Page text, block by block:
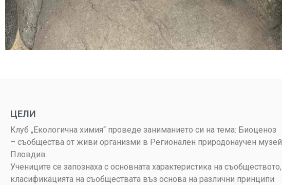
ЦЕЛИ
Kлуб „Екологична химия“ проведе заниманието си на тема: Биоценоз
– съобщества от живи организми в Регионален природонаучен музей
Пловдив.
Учениците се запознаха с основната характеристика на съобществото,
класификацията на съобществата въз основа на различни принципи